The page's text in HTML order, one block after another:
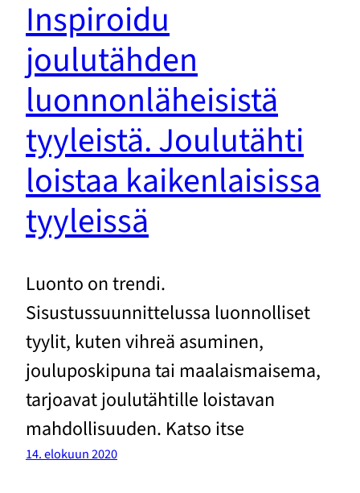
Inspiroidu
joulutähden
luonnonläheisistä
tyyleistä. Joulutähti
loistaa kaikenlaisissa
tyyleissä
Luonto on trendi.
Sisustussuunnittelussa luonnolliset
tyylit, kuten vihreä asuminen,
jouluposkipuna tai maalaismaisema,
tarjoavat joulutähtille loistavan
mahdollisuuden. Katso itse
14. elokuun 2020